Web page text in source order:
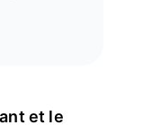
et le